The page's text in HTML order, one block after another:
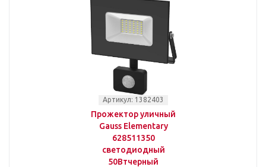
Артикул: 1382403
Прожектор уличный
Gauss Elementary
628511350
светодиодный
50Втчерный